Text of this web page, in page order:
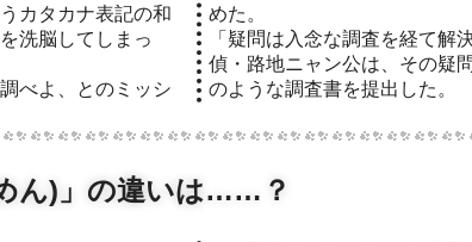
カタカナ表記の和
洗脳してしまっ
べよ、とのミッシ
めた。
「疑問は入念な調査を経て解
偵・路地ニャン公は、その疑
のような調査書を提出した。
ん)」の違いは……？